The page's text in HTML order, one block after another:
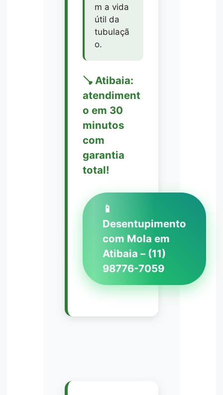
m a vida
útil da
tubulaçã
o.
🪠 Atibaia:
atendiment
o em 30
minutos
com
garantia
total!
📱
Desentupimento
com Mola em
Atibaia – (11)
98776-7059